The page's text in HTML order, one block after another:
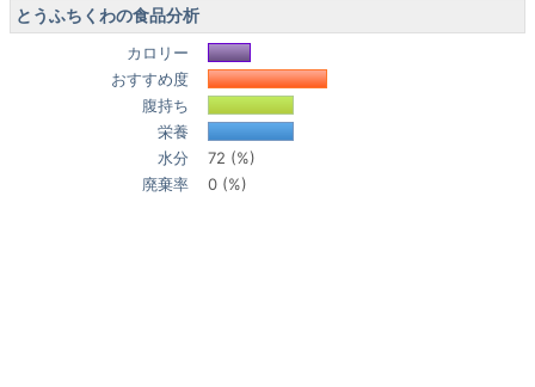
とうふちくわの食品分析
カロリー
おすすめ度
腹持ち
栄養
水分
72 (%)
廃棄率
0 (%)